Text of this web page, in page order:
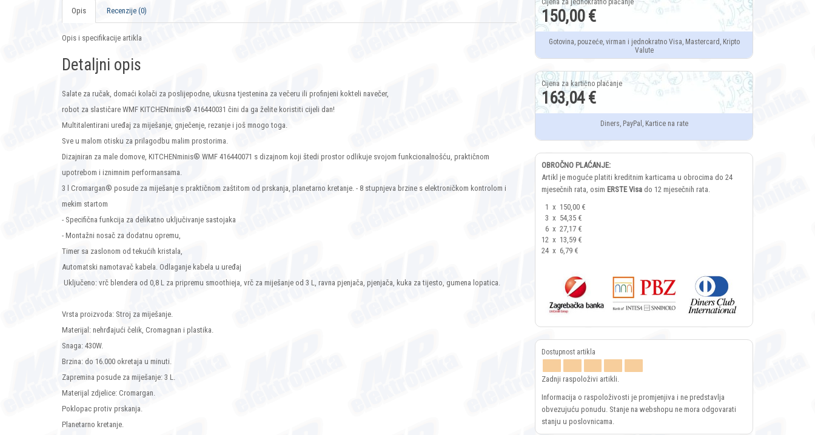
Opis Recenzije (0)
Opis i specifikacije artikla
Detaljni opis
Salate za ručak, domaći kolači za poslijepodne, ukusna tjestenina za večeru ili profinjeni kokteli navečer,
robot za slastičare WMF KITCHENminis® 416440031 čini da ga želite koristiti cijeli dan!
Multitalentirani uređaj za miješanje, gnječenje, rezanje i još mnogo toga.
Sve u malom otisku za prilagodbu malim prostorima.
Dizajniran za male domove, KITCHENminis® WMF 416440071 s dizajnom koji štedi prostor odlikuje svojom funkcionalnošću, praktičnom
upotrebom i iznimnim performansama.
3 l Cromargan® posude za miješanje s praktičnom zaštitom od prskanja, planetarno kretanje. - 8 stupnjeva brzine s elektroničkom kontrolom i
mekim startom
- Specifična funkcija za delikatno uključivanje sastojaka
- Montažni nosač za dodatnu opremu,
Timer sa zaslonom od tekućih kristala,
Automatski namotavač kabela. Odlaganje kabela u uređaj
Uključeno: vrč blendera od 0,8 L za pripremu smoothieja, vrč za miješanje od 3 L, ravna pjenjača, pjenjača, kuka za tijesto, gumena lopatica.
Vrsta proizvoda: Stroj za miješanje.
Materijal: nehrđajući čelik, Cromagnan i plastika.
Snaga: 430W.
Brzina: do 16.000 okretaja u minuti.
Zapremina posude za miješanje: 3 L.
Materijal zdjelice: Cromargan.
Poklopac protiv prskanja.
Planetarno kretanje.
150,00 €
Gotovina, pouzeće, virman i jednokratno Visa, Mastercard, Kripto
Valute
163,04 €
Diners, PayPal, Kartice na rate
OBROČNO PLAĆANJE:
Artikl je moguće platiti kreditnim karticama u obrocima do 24
mjesečnih rata, osim ERSTE Visa do 12 mjesečnih rata.
1 x 150,00 €
3 x 54,35 €
6 x 27,17 €
12 x 13,59 €
24 x 6,79 €
Zadnji raspoloživi artikli.
Informacija o raspoloživosti je promjenjiva i ne predstavlja
obvezujuću ponudu. Stanje na webshopu ne mora odgovarati
stanju u poslovnicama.